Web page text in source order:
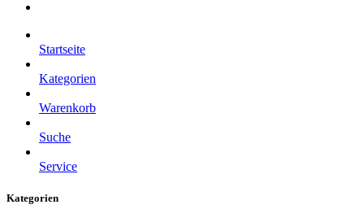
Startseite
Kategorien
Warenkorb
Suche
Service
Kategorien